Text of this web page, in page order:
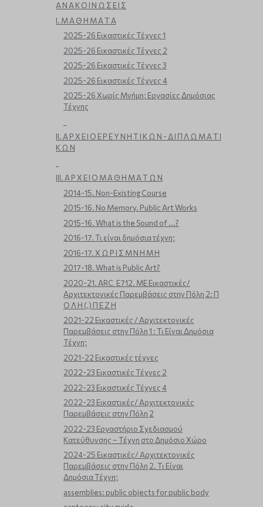
Α Ν Α Κ Ο Ι Ν Ω Σ Ε Ι Σ
Ι. Μ Α Θ Η Μ Α Τ Α
2025-26 Εικαστικές Τέχνες 1
2025-26 Εικαστικές Τέχνες 2
2025-26 Εικαστικές Τέχνες 3
2025-26 Εικαστικές Τέχνες 4
2025-26 Χωρίς Μνήμη: Εργασίες Δημόσιας
Τέχνης
ΙΙ. Α Ρ Χ Ε Ι Ο Ε Ρ Ε Υ Ν Η Τ Ι Κ Ω Ν - Δ Ι Π Λ Ω Μ Α Τ Ι
Κ Ω Ν
ΙΙΙ. Α Ρ Χ Ε Ι Ο Μ Α Θ Η Μ Α Τ Ω Ν
2014-15. Non-Existing Course
2015-16. No Memory. Public Art Works
2015-16. What is the Sound of ...?
2016-17. Τι είναι δημόσια τέχνη;
2016-17. Χ Ω Ρ Ι Σ Μ Ν Η Μ Η
2017-18. What is Public Art?
2020-21. ARC_E712. ΜΕ Εικαστικές/
Αρχιτεκτονικές Παρεμβάσεις στην Πόλη 2: Π
Ο Λ Η (,) Π Ε Ζ Η
2021-22 Εικαστικές / Αρχιτεκτονικές
Παρεμβάσεις στην Πόλη 1 : Τι Είναι Δημόσια
Τέχνη;
2021-22 Εικαστικές τέχνες
2022-23 Εικαστικές Τέχνες 2
2022-23 Εικαστικές Τέχνες 4
2022-23 Εικαστικές/ Αρχιτεκτονικές
Παρεμβάσεις στην Πόλη 2
2022-23 Εργαστήριο Σχεδιασμού
Κατεύθυνσης – Τέχνη στο Δημόσιο Χώρο
2024-25 Εικαστικές/ Αρχιτεκτονικές
Παρεμβάσεις στην Πόλη 2. Τι Είναι
Δημόσια Τέχνη;
assemblies: public objects for public body